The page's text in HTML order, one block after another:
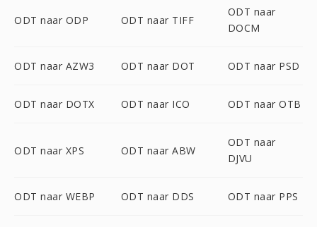
ODT naar ODP ODT naar TIFF
ODT naar
DOCM
ODT naar AZW3 ODT naar DOT ODT naar PSD
ODT naar DOTX ODT naar ICO ODT naar OTB
ODT naar XPS ODT naar ABW
ODT naar
DJVU
ODT naar WEBP ODT naar DDS ODT naar PPS